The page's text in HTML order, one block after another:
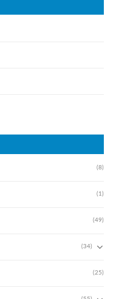
(8)
(1)
(49)
(34)
(25)